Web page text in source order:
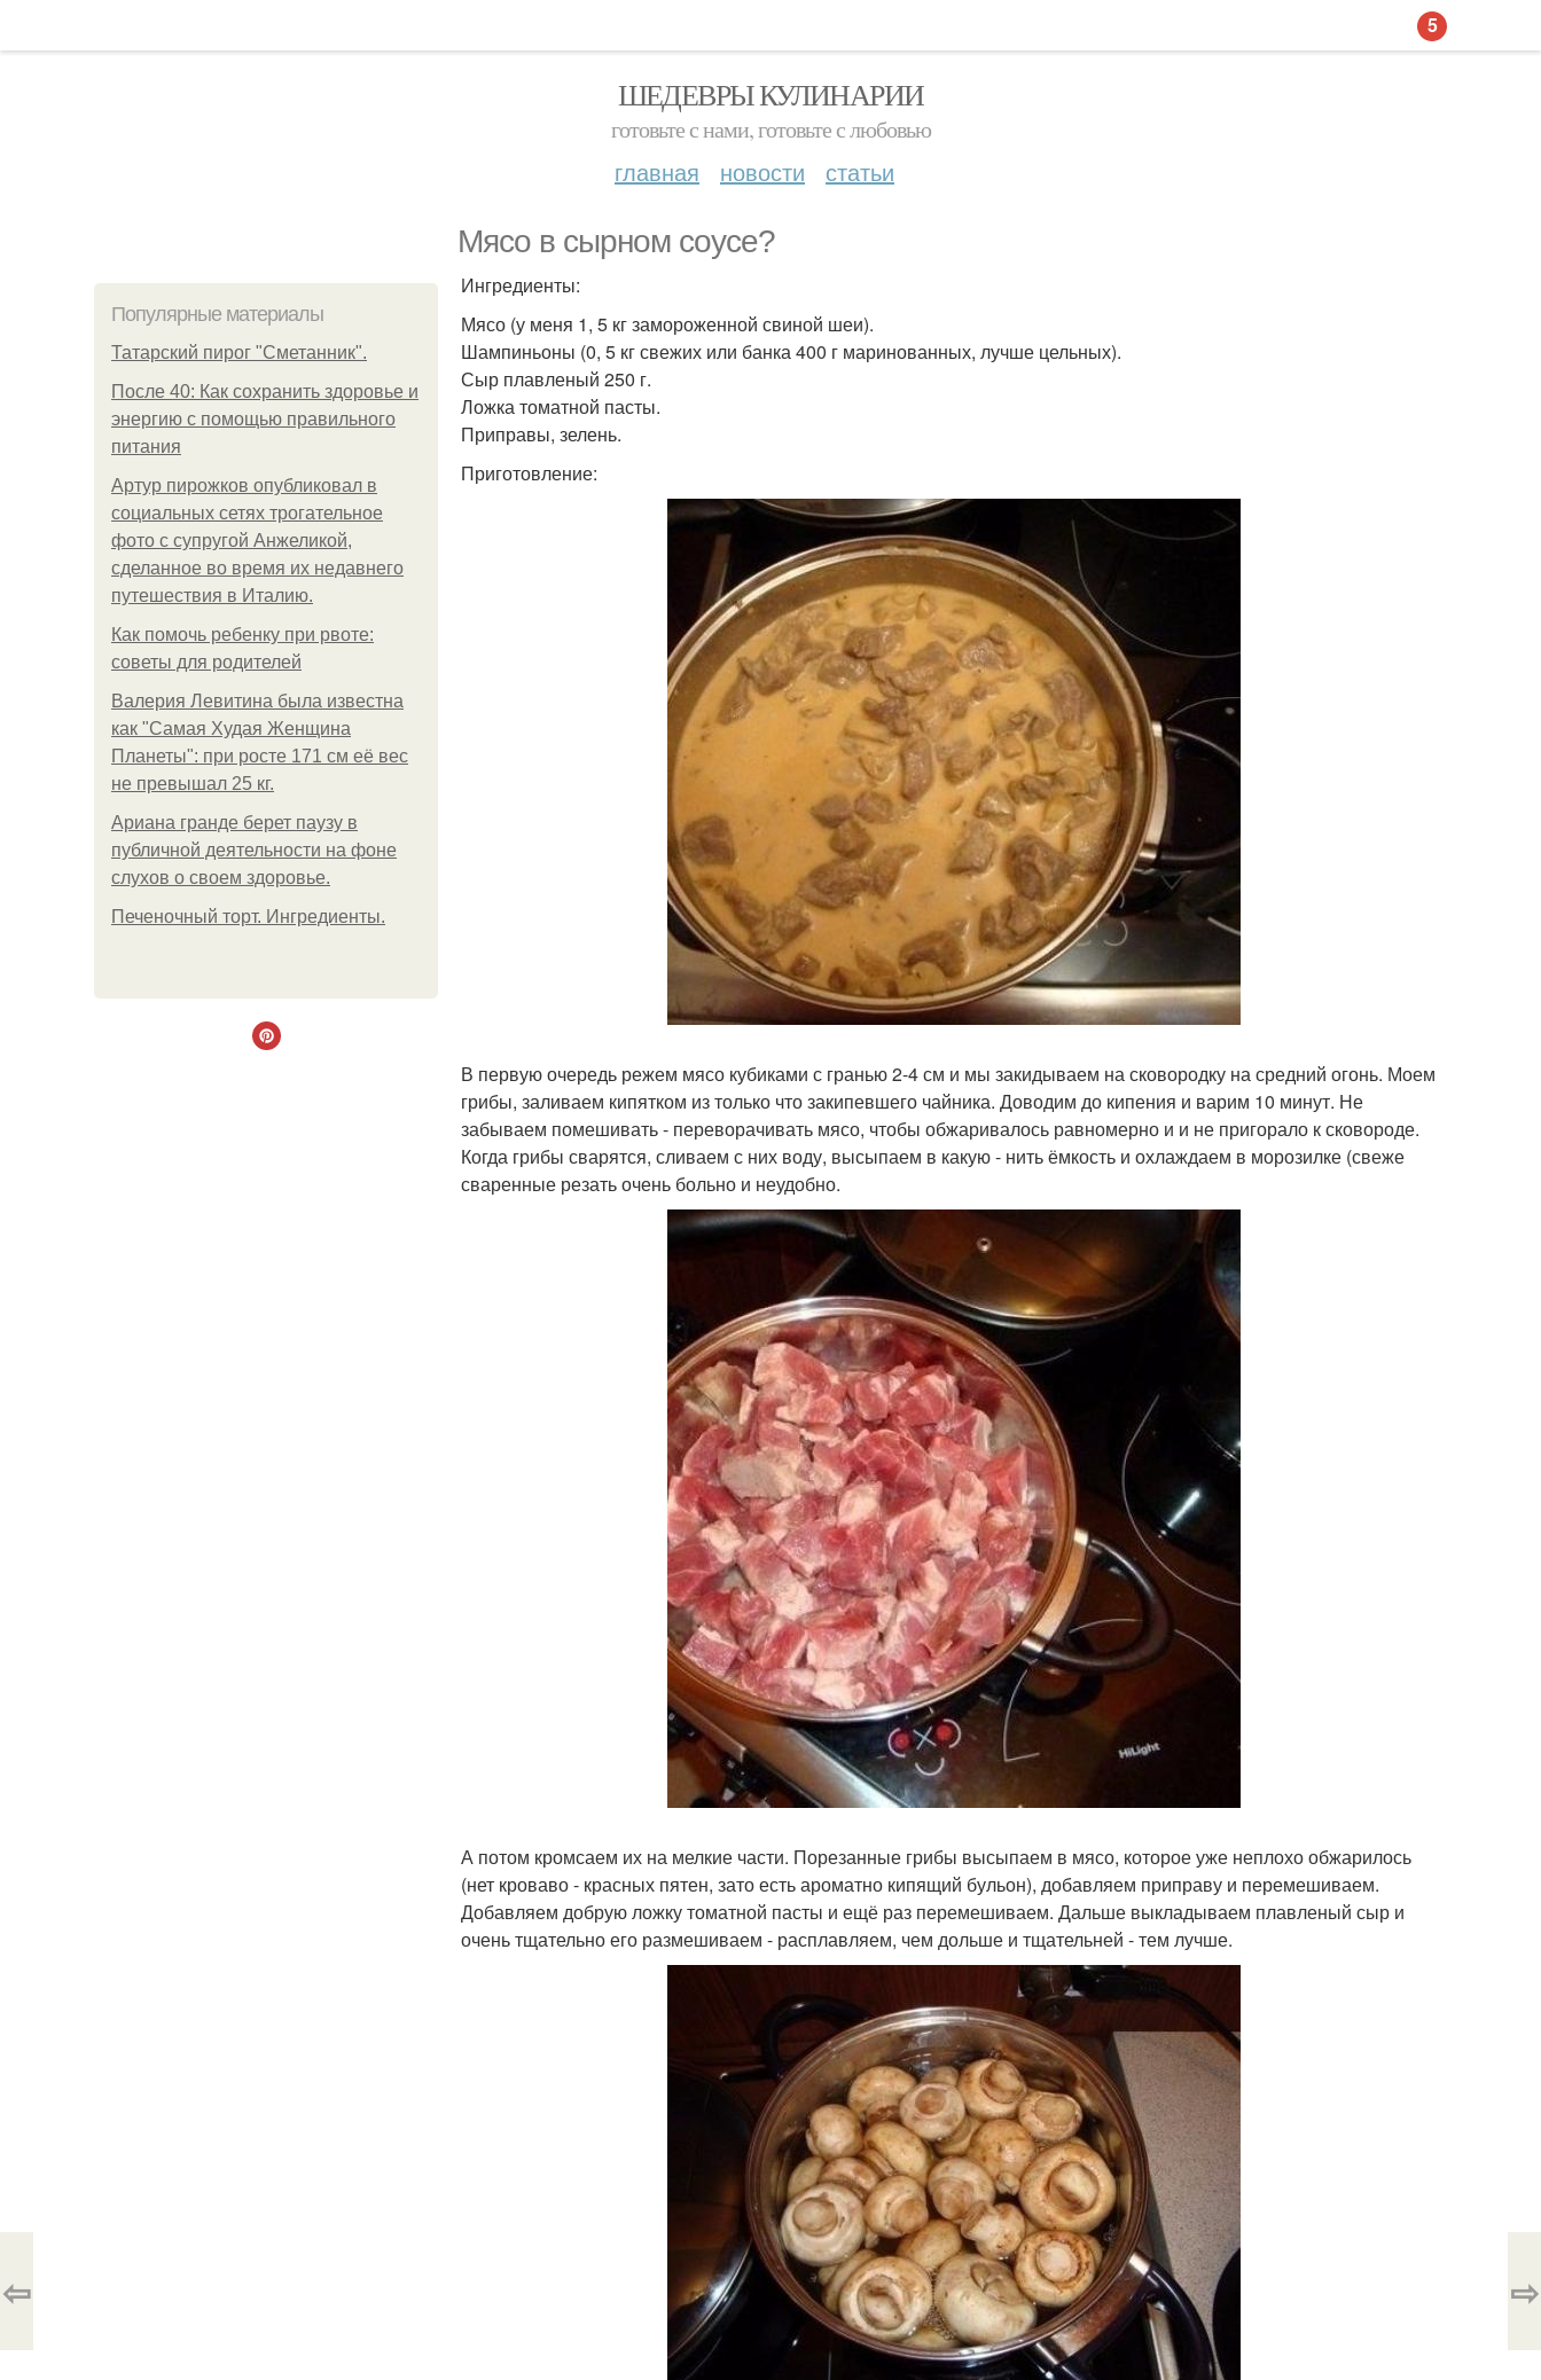
ШЕДЕВРЫ КУЛИНАРИИ
готовьте с нами, готовьте с любовью
главная новости статьи
Мясо в сырном соусе?
Популярные материалы
Татарский пирог "Сметанник".
После 40: Как сохранить здоровье и
энергию с помощью правильного
питания
Артур пирожков опубликовал в
социальных сетях трогательное
фото с супругой Анжеликой,
сделанное во время их недавнего
путешествия в Италию.
Как помочь ребенку при рвоте:
советы для родителей
Валерия Левитина была известна
как "Самая Худая Женщина
Планеты": при росте 171 см её вес
не превышал 25 кг.
Ариана гранде берет паузу в
публичной деятельности на фоне
слухов о своем здоровье.
Печеночный торт. Ингредиенты.
Ингредиенты:
Мясо (у меня 1, 5 кг замороженной свиной шеи).
Шампиньоны (0, 5 кг свежих или банка 400 г маринованных, лучше цельных).
Сыр плавленый 250 г.
Ложка томатной пасты.
Приправы, зелень.
Приготовление:
В первую очередь режем мясо кубиками с гранью 2-4 см и мы закидываем на сковородку на средний огонь. Моем
грибы, заливаем кипятком из только что закипевшего чайника. Доводим до кипения и варим 10 минут. Не
забываем помешивать - переворачивать мясо, чтобы обжаривалось равномерно и и не пригорало к сковороде.
Когда грибы сварятся, сливаем с них воду, высыпаем в какую - нить ёмкость и охлаждаем в морозилке (свеже
сваренные резать очень больно и неудобно.
А потом кромсаем их на мелкие части. Порезанные грибы высыпаем в мясо, которое уже неплохо обжарилось
(нет кроваво - красных пятен, зато есть ароматно кипящий бульон), добавляем приправу и перемешиваем.
Добавляем добрую ложку томатной пасты и ещё раз перемешиваем. Дальше выкладываем плавленый сыр и
очень тщательно его размешиваем - расплавляем, чем дольше и тщательней - тем лучше.
⇦ ⇨
5